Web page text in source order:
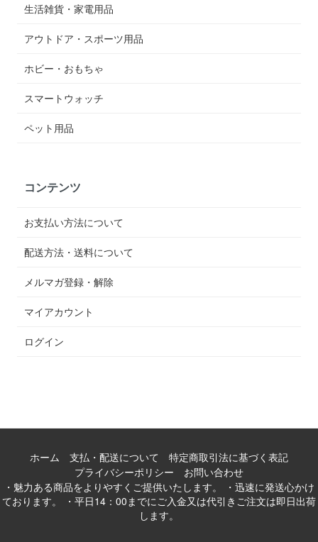
生活雑貨・家電用品
アウトドア・スポーツ用品
ホビー・おもちゃ
スマートウォッチ
ペット用品
コンテンツ
お支払い方法について
配送方法・送料について
メルマガ登録・解除
マイアカウント
ログイン
ホーム 支払・配送について
特定商取引法に基づく表記
プライバシーポリシー
お問い合わせ
・魅力ある商品をよりやすくご提供いたします。 ・迅速に発送心かけ
ております。 ・平日14：00までにご入金又は代引きご注文は即日出荷
します。